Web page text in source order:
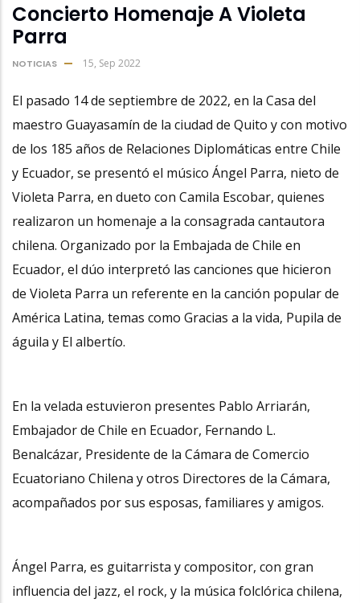
Concierto Homenaje A Violeta
Parra
NOTICIAS 15, Sep 2022
El pasado 14 de septiembre de 2022, en la Casa del
maestro Guayasamín de la ciudad de Quito y con motivo
de los 185 años de Relaciones Diplomáticas entre Chile
y Ecuador, se presentó el músico Ángel Parra, nieto de
Violeta Parra, en dueto con Camila Escobar, quienes
realizaron un homenaje a la consagrada cantautora
chilena. Organizado por la Embajada de Chile en
Ecuador, el dúo interpretó las canciones que hicieron
de Violeta Parra un referente en la canción popular de
América Latina, temas como Gracias a la vida, Pupila de
águila y El albertío.
En la velada estuvieron presentes Pablo Arriarán,
Embajador de Chile en Ecuador, Fernando L.
Benalcázar, Presidente de la Cámara de Comercio
Ecuatoriano Chilena y otros Directores de la Cámara,
acompañados por sus esposas, familiares y amigos.
Ángel Parra, es guitarrista y compositor, con gran
influencia del jazz, el rock, y la música folclórica chilena,